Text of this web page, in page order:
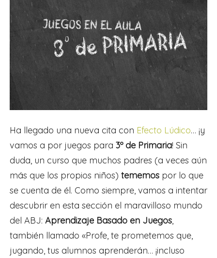
Ha llegado una nueva cita con Efecto Lúdico… ¡y
vamos a por juegos para 3º de Primaria! Sin
duda, un curso que muchos padres (a veces aún
más que los propios niños) tememos por lo que
se cuenta de él. Como siempre, vamos a intentar
descubrir en esta sección el maravilloso mundo
del ABJ: Aprendizaje Basado en Juegos,
también llamado «Profe, te prometemos que,
jugando, tus alumnos aprenderán… ¡incluso